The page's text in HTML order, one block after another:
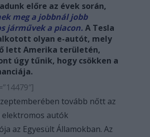
előre az évek során,
meg a jobbnál jobb
járművek a piacon. A Tesla
olyan e-autót, mely
lett Amerika területén,
úgy tűnik, hogy csökken a
tovább nőtt az
elektromos autók
az Egyesült Államokban. Az